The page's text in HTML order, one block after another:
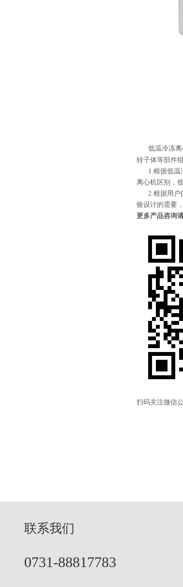
低温冷冻
转子体等部件
1.根据低温冷
离心机区别，
2.根据用户的
验设计的需要
更多产品咨询
扫码关注微信
联系我们
0731-88817783